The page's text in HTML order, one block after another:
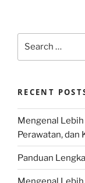
RECENT
Mengenal
Perawatan, dan
Panduan